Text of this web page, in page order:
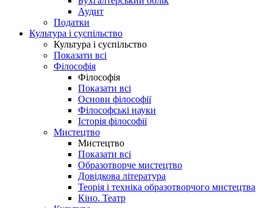
Аудит
Податки
Культура і суспільство
Культура і суспільство
Показати всі
Філософія
Філософія
Показати всі
Основи філософії
Філософські науки
Історія філософії
Мистецтво
Мистецтво
Показати всі
Образотворче мистецтво
Довідкова література
Теорія і техніка образотворчого мистецтва
Кіно. Театр